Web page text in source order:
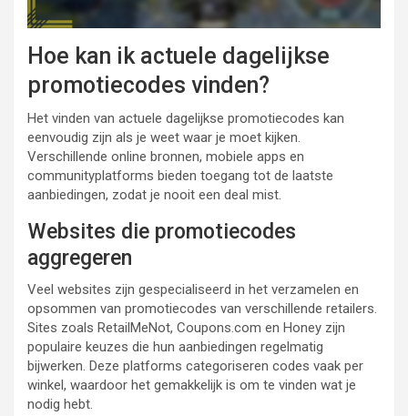
Hoe kan ik actuele dagelijkse
promotiecodes vinden?
Het vinden van actuele dagelijkse promotiecodes kan
eenvoudig zijn als je weet waar je moet kijken.
Verschillende online bronnen, mobiele apps en
communityplatforms bieden toegang tot de laatste
aanbiedingen, zodat je nooit een deal mist.
Websites die promotiecodes
aggregeren
Veel websites zijn gespecialiseerd in het verzamelen en
opsommen van promotiecodes van verschillende retailers.
Sites zoals RetailMeNot, Coupons.com en Honey zijn
populaire keuzes die hun aanbiedingen regelmatig
bijwerken. Deze platforms categoriseren codes vaak per
winkel, waardoor het gemakkelijk is om te vinden wat je
nodig hebt.